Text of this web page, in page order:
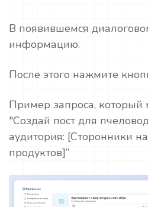
В появившемся
информацию.
После этого нажмите
Пример запроса, который
"Создай пост для
аудитория: [Сторонники
продуктов]”